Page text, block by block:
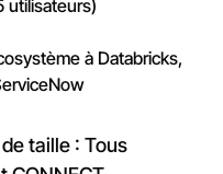
utilisateurs)
à Databricks,
taille : Tous